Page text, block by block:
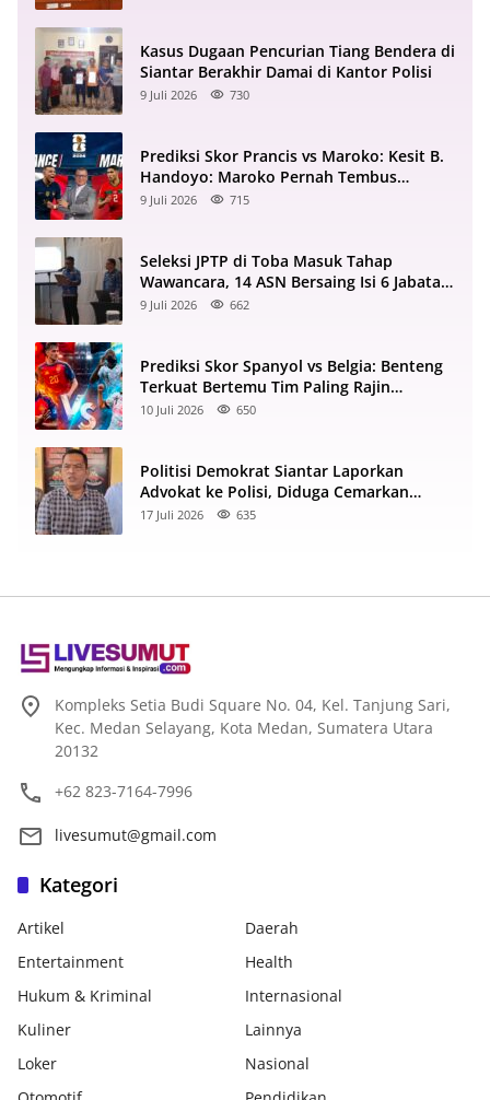
Kasus Dugaan Pencurian Tiang Bendera di
Siantar Berakhir Damai di Kantor Polisi
9 Juli 2026 730
Prediksi Skor Prancis vs Maroko: Kesit B.
Handoyo: Maroko Pernah Tembus
Semifinal 2022
9 Juli 2026 715
Seleksi JPTP di Toba Masuk Tahap
Wawancara, 14 ASN Bersaing Isi 6 Jabatan
Strategis
9 Juli 2026 662
Prediksi Skor Spanyol vs Belgia: Benteng
Terkuat Bertemu Tim Paling Rajin
Menyerang
10 Juli 2026 650
Politisi Demokrat Siantar Laporkan
Advokat ke Polisi, Diduga Cemarkan
Nama Baik di Facebook
17 Juli 2026 635
Kompleks Setia Budi Square No. 04, Kel. Tanjung Sari,
Kec. Medan Selayang, Kota Medan, Sumatera Utara
20132
+62 823-7164-7996
livesumut@gmail.com
Kategori
Artikel
Daerah
Entertainment
Health
Hukum & Kriminal
Internasional
Kuliner
Lainnya
Loker
Nasional